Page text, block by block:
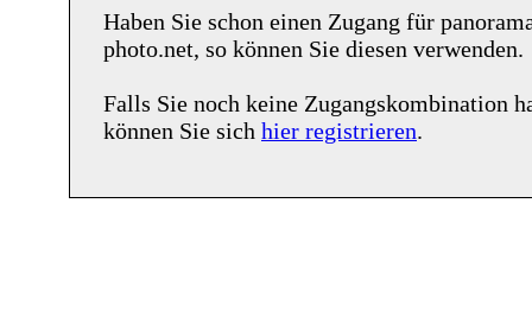
Haben Sie schon einen Zugang für
photo.net, so können Sie diesen verwenden.
Falls Sie noch keine Zugangskombination
können Sie sich hier registrieren.